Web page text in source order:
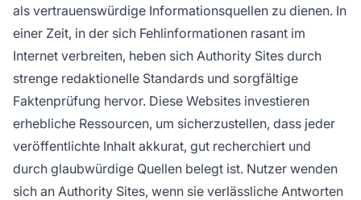
als vertrauenswürdige Informationsquellen zu dienen. In
einer Zeit, in der sich Fehlinformationen rasant im
Internet verbreiten, heben sich Authority Sites durch
strenge redaktionelle Standards und sorgfältige
Faktenprüfung hervor. Diese Websites investieren
erhebliche Ressourcen, um sicherzustellen, dass jeder
veröffentlichte Inhalt akkurat, gut recherchiert und
durch glaubwürdige Quellen belegt ist. Nutzer wenden
sich an Authority Sites, wenn sie verlässliche Antworten